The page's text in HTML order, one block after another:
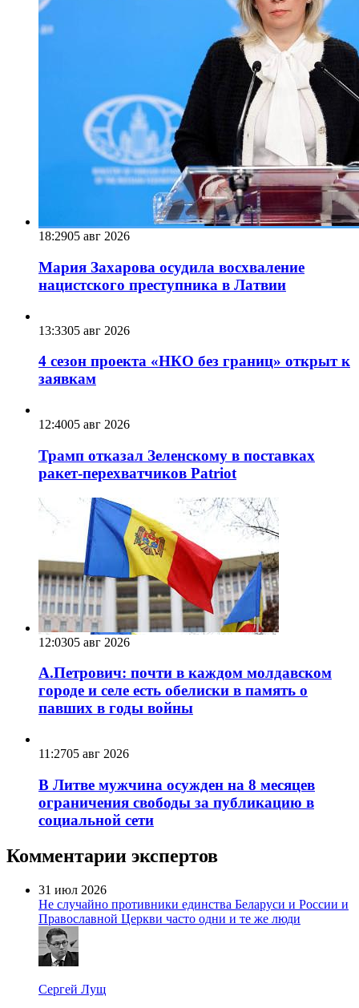
18:2905 авг 2026
Мария Захарова осудила восхваление
нацистского преступника в Латвии
13:3305 авг 2026
4 сезон проекта «НКО без границ» открыт к
заявкам
12:4005 авг 2026
Трамп отказал Зеленскому в поставках
ракет-перехватчиков Patriot
12:0305 авг 2026
А.Петрович: почти в каждом молдавском
городе и селе есть обелиски в память о
павших в годы войны
11:2705 авг 2026
В Литве мужчина осужден на 8 месяцев
ограничения свободы за публикацию в
социальной сети
Комментарии экспертов
31 июл 2026
Не случайно противники единства Беларуси и России и
Православной Церкви часто одни и те же люди
Сергей Лущ